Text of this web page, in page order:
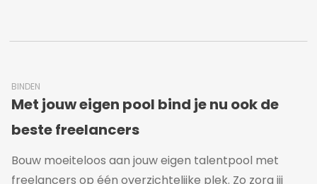
BINDEN
Met jouw eigen pool bind je nu ook de
beste freelancers
Bouw moeiteloos aan jouw eigen talentpool met
freelancers op één overzichtelijke plek. Zo zorg jij